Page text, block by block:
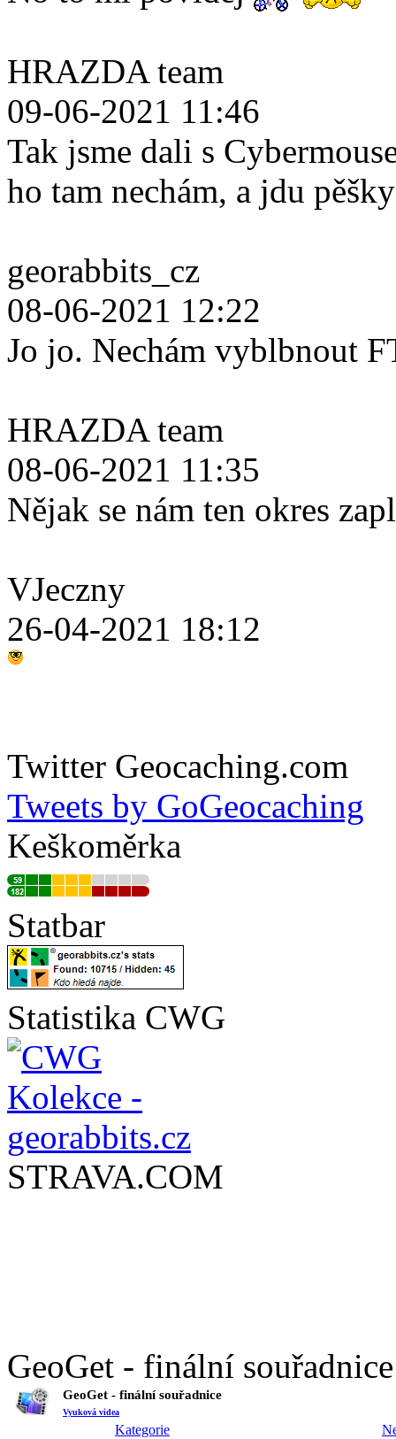
HRAZDA team
09-06-2021 11:46
Tak jsme dali s
ho tam nechám, a jdu
georabbits_cz
08-06-2021 12:22
Jo jo. Nechám vyblbnout
HRAZDA team
08-06-2021 11:35
Nějak se nám ten okres
VJeczny
26-04-2021 18:12
Twitter Geocaching.com
Tweets by GoGeocaching
Keškoměrka
Statbar
Statistika CWG
STRAVA.COM
GeoGet - finální souřadnice
GeoGet - finální souřadnice
Vyuková videa
Kategorie